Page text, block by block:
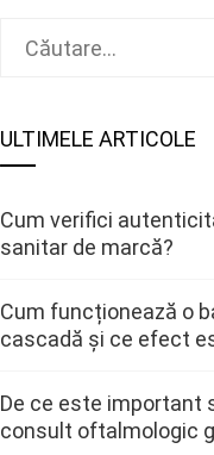
ULTIMELE ARTICOLE
Cum verifici
sanitar de marcă?
Cum funcționează o
cascadă și ce efect
De ce este important
consult oftalmologic